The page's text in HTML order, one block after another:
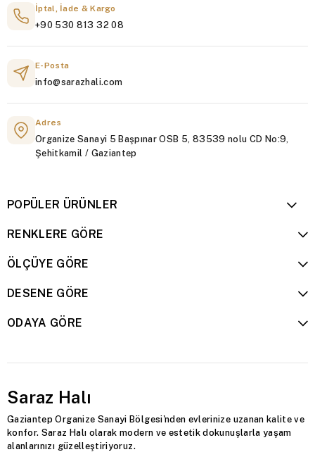
İptal, İade & Kargo
+90 530 813 32 08
E-Posta
info@sarazhali.com
Adres
Organize Sanayi 5 Başpınar OSB 5, 83539 nolu CD No:9,
Şehitkamil / Gaziantep
POPÜLER ÜRÜNLER
RENKLERE GÖRE
ÖLÇÜYE GÖRE
DESENE GÖRE
ODAYA GÖRE
Saraz Halı
Gaziantep Organize Sanayi Bölgesi'nden evlerinize uzanan kalite ve
konfor. Saraz Halı olarak modern ve estetik dokunuşlarla yaşam
alanlarınızı güzelleştiriyoruz.